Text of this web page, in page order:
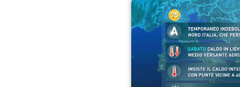
anche al Nord.